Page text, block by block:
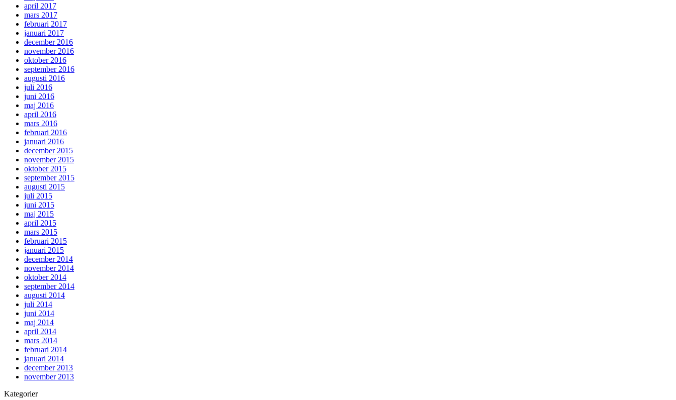
april 2017
mars 2017
februari 2017
januari 2017
december 2016
november 2016
oktober 2016
september 2016
augusti 2016
juli 2016
juni 2016
maj 2016
april 2016
mars 2016
februari 2016
januari 2016
december 2015
november 2015
oktober 2015
september 2015
augusti 2015
juli 2015
juni 2015
maj 2015
april 2015
mars 2015
februari 2015
januari 2015
december 2014
november 2014
oktober 2014
september 2014
augusti 2014
juli 2014
juni 2014
maj 2014
april 2014
mars 2014
februari 2014
januari 2014
december 2013
november 2013
Kategorier